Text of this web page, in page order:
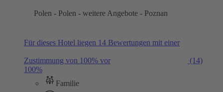
Polen - Polen - weitere Angebote - Poznan
Für dieses Hotel liegen 14 Bewertungen mit einer
Zustimmung von 100% vor
(14)
100%
Familie